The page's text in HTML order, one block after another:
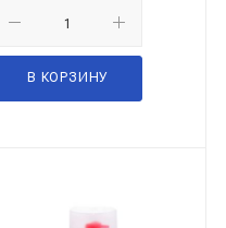
В КОРЗИНУ